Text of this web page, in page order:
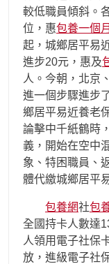
較低職員傾斜。
位，惠包養一個
起，城鄉居平易
進步20元，惠及
人。今朝，北京
進一個步驟進步
鄉居平易近養老
論擊中千紙鶴時
義，開始在空中
象、特困職員、
體代繳城鄉居平
包養網社包
全國持卡人數達
人領用電子社保
放，進級電子社